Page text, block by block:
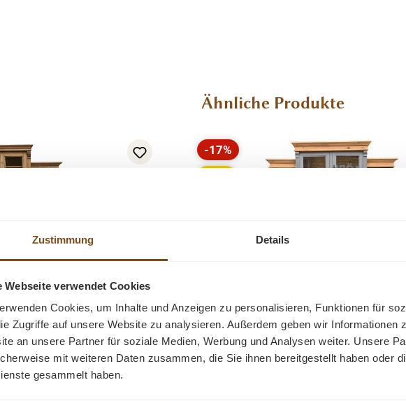
Zustimmung Details
Webseite verwendet Cookies
Cookies, um Inhalte und Anzeigen zu personalisieren, Funktionen für
Zugriffe auf unsere Website zu analysieren. Außerdem geben wir Informationen
an unsere Partner für soziale Medien, Werbung und Analysen weiter. Unsere
mit weiteren Daten zusammen, die Sie ihnen bereitgestellt haben oder
gesammelt haben.
Ähnliche Produkte
Landhausstil - Vollholz
mit großen Schubladen
Das Buffet wurde mit
Der Innenausbau
Rabatt
-17%
Gründerzeit Stil Weichholz
Landhausstil zweifarbig
Ein romantisches Landhaus Buffet
mit großen Schubladen und